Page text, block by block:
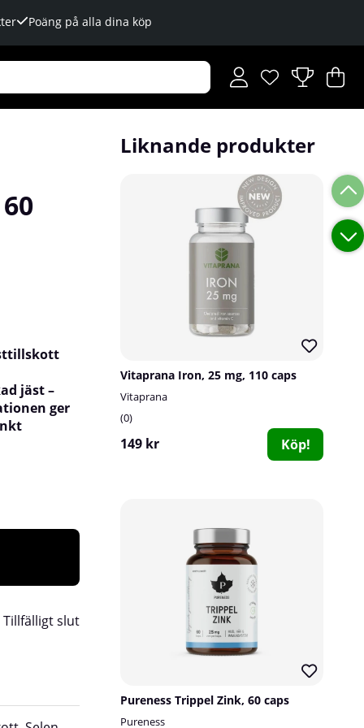
Poäng på alla dina köp
Önskelista
Antal i
.
.
jäst –
ger
Tillfälligt slut
Liknande produkter
Vitaprana Iron, 25 mg, 110 caps
Vitaprana
0
149 kr Köp!
Pureness Trippel Zink, 60 caps
Pureness